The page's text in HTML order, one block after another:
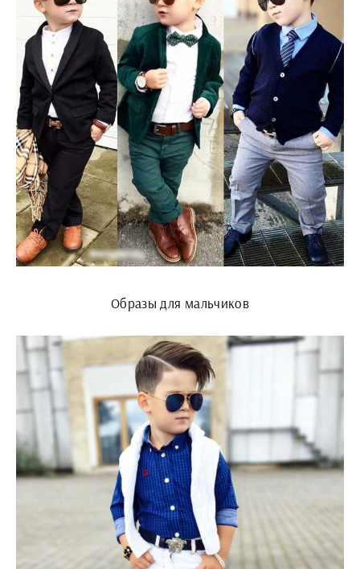
Образы для мальчиков